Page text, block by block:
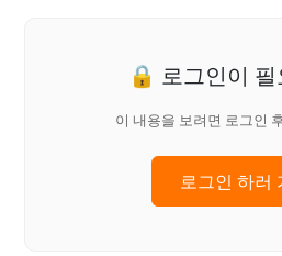
🔒 로그인이
이 내용을 보려면 로그인
로그인 하러